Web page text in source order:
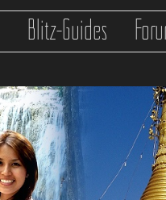
connections in /
Blitz-Guides